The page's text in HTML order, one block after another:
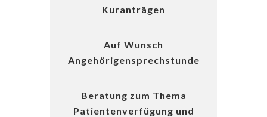
Kuranträgen
Auf Wunsch
Angehörigensprechstunde
Beratung zum Thema
Patientenverfügung und